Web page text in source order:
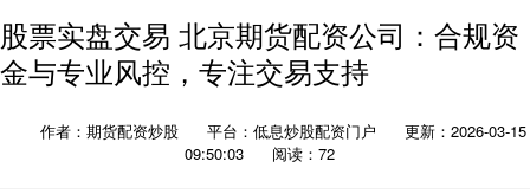
股票实盘交易 北京期货配资公司：合规资
金与专业风控，专注交易支持
作者：期货配资炒股 平台：低息炒股配资门户
更新：2026-03-15
09:50:03
阅读：72